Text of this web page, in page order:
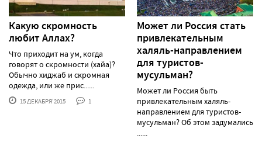
Какую скромность
любит Аллах?
Что приходит на ум, когда
говорят о скромности (хайа)?
Обычно хиджаб и скромная
одежда, или же прис......
15 ДЕКАБРЯ'2015 1
Может ли Россия стать
привлекательным
халяль-направлением
для туристов-
мусульман?
Может ли Россия быть
привлекательным халяль-
направлением для туристов-
мусульман? Об этом задумались